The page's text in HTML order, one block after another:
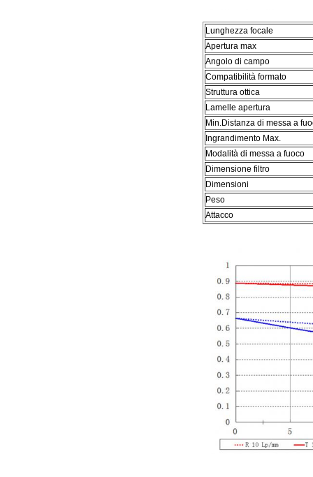
Lunghezza focale
Apertura max
Angolo di campo
Compatibilità formato
Struttura ottica
Lamelle apertura
Min.Distanza di messa a
Ingrandimento Max.
Modalità di messa a fuoco
Dimensione filtro
Dimensioni
Peso
Attacco